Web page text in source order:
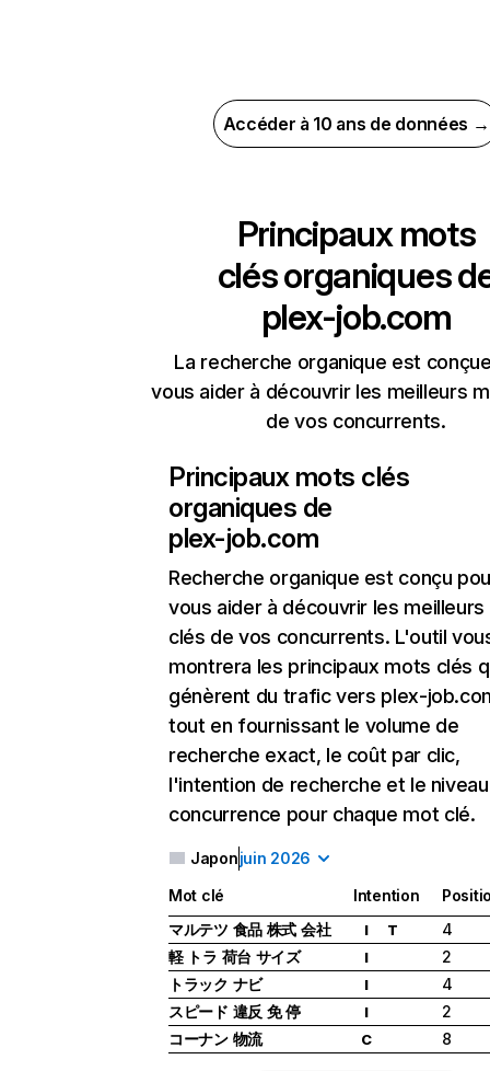
Accéder à 10 ans de données →
Principaux mots
clés organiques
plex-job.com
La recherche organique est
vous aider à découvrir les meilleurs
de vos concurrents.
Principaux mots clés
organiques de
plex-job.com
Recherche organique est conçu
vous aider à découvrir les
clés de vos concurrents. L'outil
montrera les principaux mots clés
génèrent du trafic vers plex-
tout en fournissant le volume de
recherche exact, le coût par clic,
l'intention de recherche et le
concurrence pour chaque mot clé.
Japonjuin 2026
Mot clé Intention
マルテツ 食品 株式 会社
I T
4
軽 トラ 荷台 サイズ
I
2
トラック ナビ
I
4
スピード 違反 免 停
I
2
コーナン 物流
C 8